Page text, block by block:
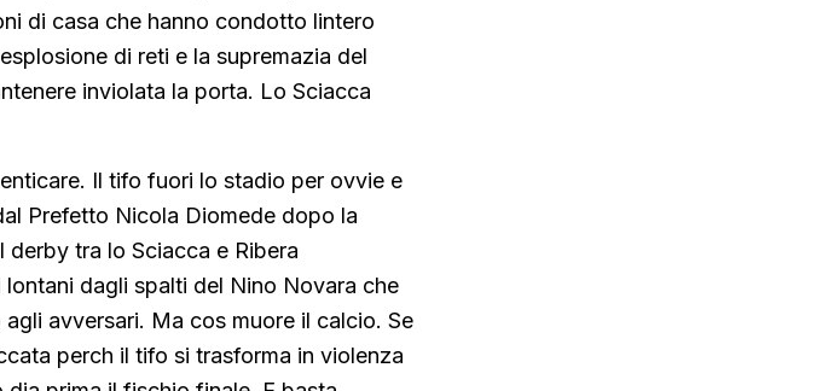
di casa che hanno condotto lintero
di reti e la supremazia del
inviolata la porta. Lo Sciacca
Il tifo fuori lo stadio per ovvie e
Prefetto Nicola Diomede dopo la
derby tra lo Sciacca e Ribera
dagli spalti del Nino Novara che
avversari. Ma cos muore il calcio. Se
perch il tifo si trasforma in violenza